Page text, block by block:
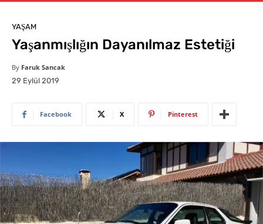
YAŞAM
Yaşanmışlığın Dayanılmaz Estetiği
By Faruk Sancak
29 Eylül 2019
Facebook X Pinterest